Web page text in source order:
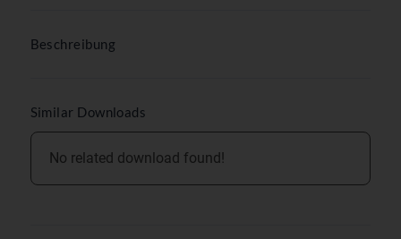
Beschreibung
Similar Downloads
No related download found!